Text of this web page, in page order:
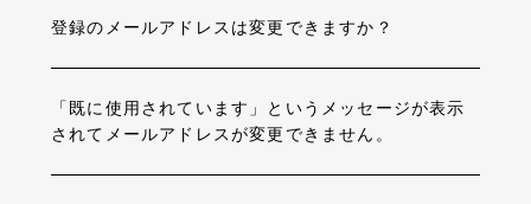
登録のメールアドレスは変更できますか？
「既に使用されています」というメッセージが表示
されてメールアドレスが変更できません。